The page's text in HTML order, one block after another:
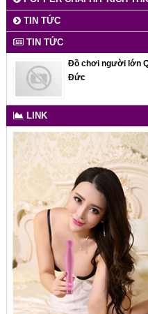
TIN TỨC
TIN TỨC
Đồ chơi người lớn
Đức
LINK